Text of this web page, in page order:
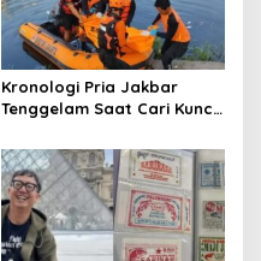
Kronologi Pria Jakbar
Tenggelam Saat Cari Kunci